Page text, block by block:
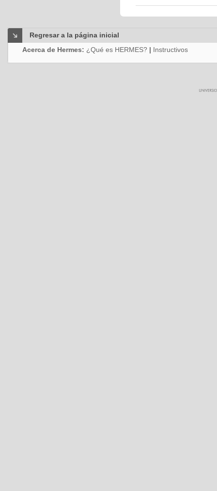
Regresar a la página inicial
Acerca de Hermes: ¿Qué es HERMES? | Instructivos